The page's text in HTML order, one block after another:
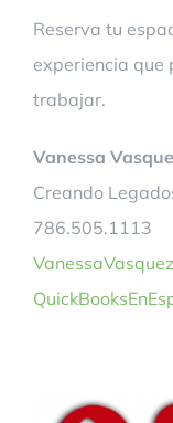
Reserva tu
experiencia que
trabajar.
Vanessa
Creando
786.505.1113